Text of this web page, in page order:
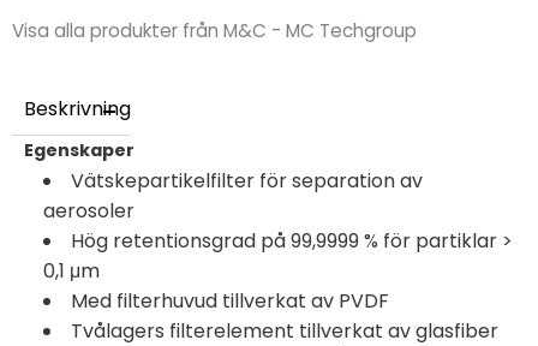
Visa alla produkter från M&C - MC Techgroup
Beskrivning
Egenskaper
Vätskepartikelfilter för separation av
aerosoler
Hög retentionsgrad på 99,9999 % för partiklar >
0,1 μm
Med filterhuvud tillverkat av PVDF
Tvålagers filterelement tillverkat av glasfiber